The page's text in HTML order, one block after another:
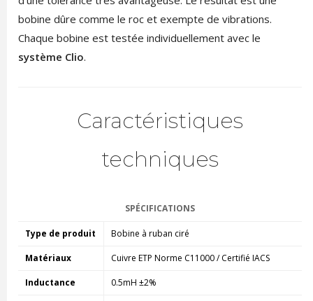
bobine dûre comme le roc et exempte de vibrations.
Chaque bobine est testée individuellement avec le
système Clio.
Caractéristiques
techniques
SPÉCIFICATIONS
Type de produit Bobine à ruban ciré
Matériaux Cuivre ETP Norme C11000 / Certifié IACS
Inductance 0.5mH ±2%